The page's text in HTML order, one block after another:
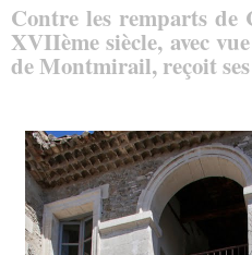
Contre les remparts de
XVIIème siècle, avec
de Montmirail, reçoit